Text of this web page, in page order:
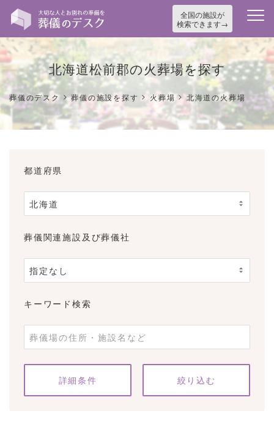
全国の施設が
検索できます
北海道松前郡の火葬場を探す
葬儀のデスク >葬儀の施設を探す > 火葬場>北海道の火葬場
都道府県
葬儀関連施設及び葬儀社
キーワード検索
条件をクリア
詳細条件